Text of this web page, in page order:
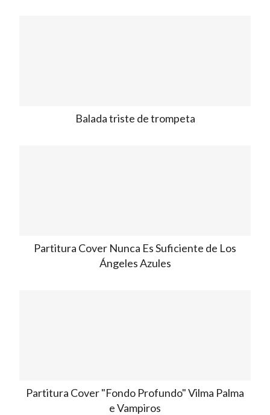
Balada triste de trompeta
Partitura Cover Nunca Es Suficiente de Los
Ángeles Azules
Partitura Cover "Fondo Profundo" Vilma Palma
e Vampiros